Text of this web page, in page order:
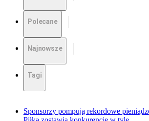
Polecane
Najnowsze
Tagi
Sponsorzy pompują rekordowe